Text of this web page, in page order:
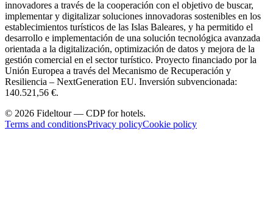
innovadores a través de la cooperación con el objetivo de buscar,
implementar y digitalizar soluciones innovadoras sostenibles en los
establecimientos turísticos de las Islas Baleares, y ha permitido el
desarrollo e implementación de una solución tecnológica avanzada
orientada a la digitalización, optimización de datos y mejora de la
gestión comercial en el sector turístico. Proyecto financiado por la
Unión Europea a través del Mecanismo de Recuperación y
Resiliencia – NextGeneration EU. Inversión subvencionada:
140.521,56 €.
© 2026 Fideltour — CDP for hotels.
Terms and conditionsPrivacy policyCookie policy